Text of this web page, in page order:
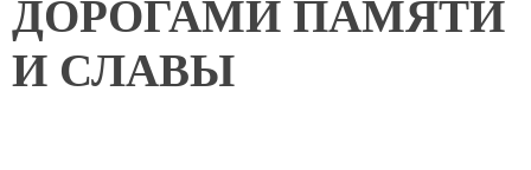
ДОРОГАМИ ПАМЯТИ
И СЛАВЫ